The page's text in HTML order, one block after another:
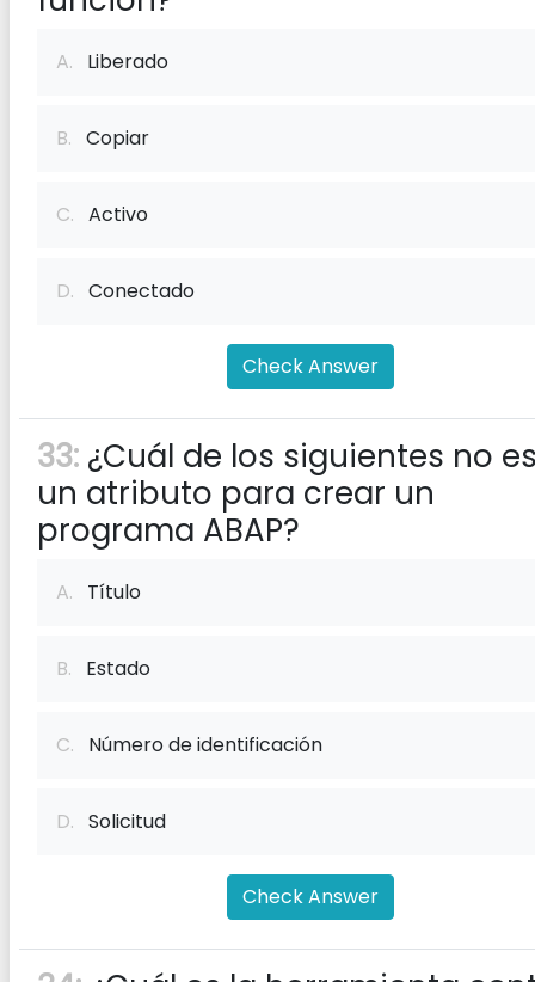
A. Liberado
B. Copiar
C. Activo
D. Conectado
Check Answer
33: ¿Cuál de los siguientes no
un atributo para crear un
programa ABAP?
A. Título
B. Estado
C. Número de identificación
D. Solicitud
Check Answer